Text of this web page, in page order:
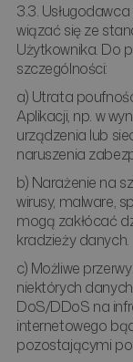
3.3.
wiązać się ze
Użytkownika. Do
szczególności:
a) Utrata
Aplikacji, np. w
urządzenia lub
naruszenia
b) Narażenie na
wirusy, malware,
mogą zakłócać
kradzieży danych.
c) Możliwe
niektórych
DoS/DDoS na
internetowego
pozostającymi